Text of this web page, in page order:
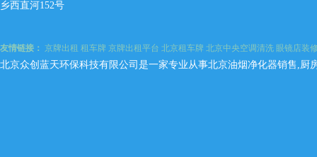
乡西直河152号
友情链接： 京牌出租 租车牌 京牌出租平台 北京租车牌 北京中央空调清洗 眼镜店装
北京众创蓝天环保科技有限公司是一家专业从事北京油烟净化器销售,厨